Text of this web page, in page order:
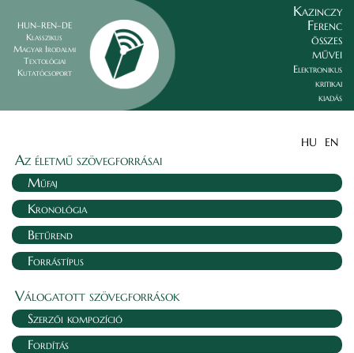
HUN–REN–DE
Klasszikus
Magyar Irodalmi
Textológiai
Kutatócsoport
Kazinczy
Ferenc
összes
művei
Elektronikus
kritikai
kiadás
HU EN
Az életmű szövegforrásai
Műfaj
Kronológia
Betűrend
Forrástípus
Válogatott szövegforrások
Szerzői kompozíció
Fordítás